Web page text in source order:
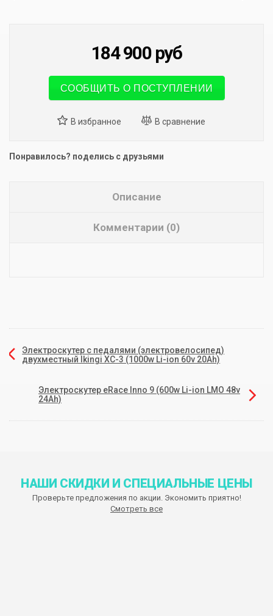
184 900 руб
СООБЩИТЬ О ПОСТУПЛЕНИИ
Понравилось? поделись с друзьями
Описание
Комментарии (0)
Электроскутер с педалями (электровелосипед)
двухместный Ikingi XC-3 (1000w Li-ion 60v 20Ah)
Электроскутер eRace Inno 9 (600w Li-ion LMO 48v
24Ah)
НАШИ СКИДКИ И СПЕЦИАЛЬНЫЕ ЦЕНЫ
Проверьте предложения по акции. Экономить приятно!
Смотреть все